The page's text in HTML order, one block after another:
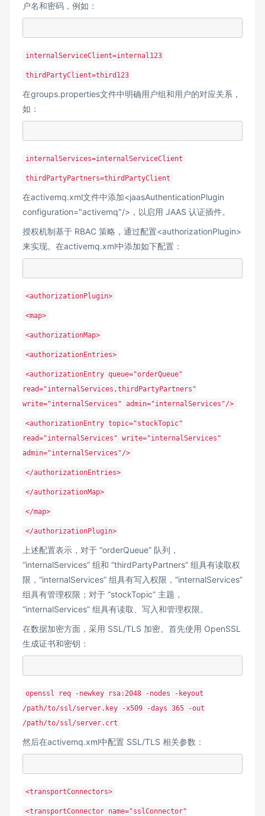
户名和密码，例如：
internalServiceClient=internal123
thirdPartyClient=third123
在groups.properties文件中明确用户组和用户的对应关系，
如：
internalServices=internalServiceClient
thirdPartyPartners=thirdPartyClient
在activemq.xml文件中添加<jaasAuthenticationPlugin
configuration="activemq"/>，以启用 JAAS 认证插件。
授权机制基于 RBAC 策略，通过配置<authorizationPlugin>
来实现。在activemq.xml中添加如下配置：
<authorizationPlugin>
<map>
<authorizationMap>
<authorizationEntries>
<authorizationEntry queue="orderQueue"
read="internalServices,thirdPartyPartners"
write="internalServices" admin="internalServices"/>
<authorizationEntry topic="stockTopic"
read="internalServices" write="internalServices"
admin="internalServices"/>
</authorizationEntries>
</authorizationMap>
</map>
</authorizationPlugin>
上述配置表示，对于 “orderQueue” 队列，
“internalServices” 组和 “thirdPartyPartners” 组具有读取权
限，“internalServices” 组具有写入权限，“internalServices”
组具有管理权限；对于 “stockTopic” 主题，
“internalServices” 组具有读取、写入和管理权限。
在数据加密方面，采用 SSL/TLS 加密。首先使用 OpenSSL
生成证书和密钥：
openssl req -newkey rsa:2048 -nodes -keyout
/path/to/ssl/server.key -x509 -days 365 -out
/path/to/ssl/server.crt
然后在activemq.xml中配置 SSL/TLS 相关参数：
<transportConnectors>
<transportConnector name="sslConnector"